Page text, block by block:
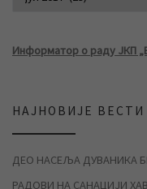
Информатор о раду ЈКП
НАЈНОВИЈЕ ВЕСТИ
ДЕО НАСЕЉА ДУВАНИКА
РАДОВИ НА САНАЦИЈИ